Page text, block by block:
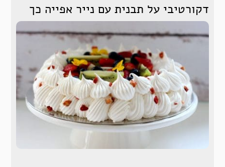
דקורטיבי על תבנית עם נייר אפייה כך